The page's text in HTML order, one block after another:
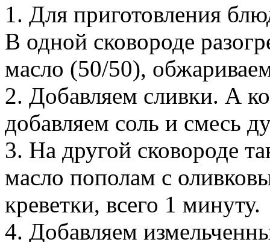
1. Для приготовления
В одной сковороде
масло (50/50),
2. Добавляем сливки. А
добавляем соль и смесь
3. На другой сковороде
масло пополам с
креветки, всего 1 минуту.
4. Добавляем